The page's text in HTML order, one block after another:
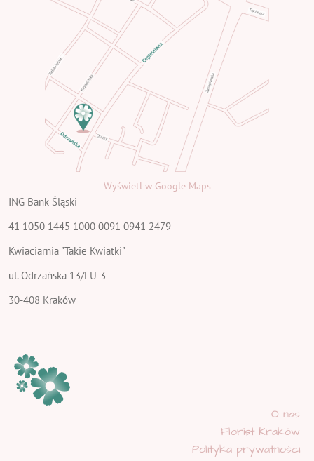
Wyświetl w Google Maps
ING Bank Śląski
41 1050 1445 1000 0091 0941 2479
Kwiaciarnia "Takie Kwiatki"
ul. Odrzańska 13/LU-3
30-408 Kraków
O nas
Florist Kraków
Polityka prywatności